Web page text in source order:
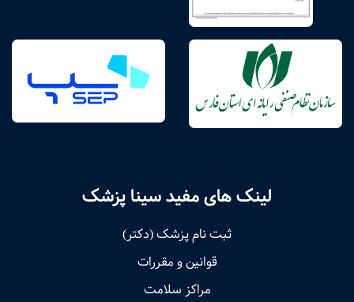
لینک های مفید سینا پزشک
ثبت نام پزشک (دکتر)
قوانین و مقررات
مراکز سلامت